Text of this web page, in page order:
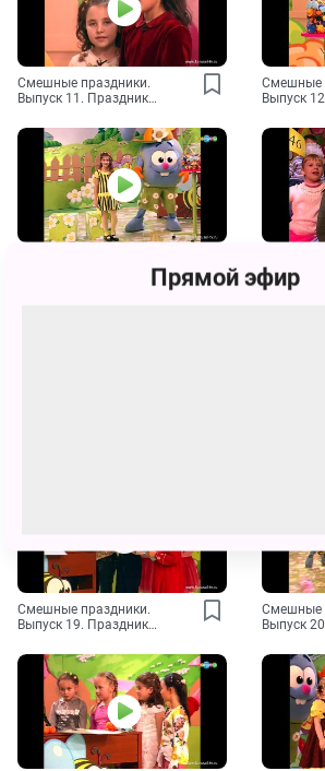
Смешные праздники.
Выпуск 11. Праздник
Смешные
Выпуск
Выпуск 13. Загадочный
Выпуск
Смешные праздники.
Выпуск 19. Праздник
Смешные
Выпуск
Прямой эфир